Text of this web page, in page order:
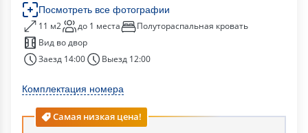
Посмотреть все фотографии
11 м2 до 1 места
Полутораспальная кровать
Вид во двор
Заезд 14:00
Выезд 12:00
Комплектация номера
Самая низкая цена!